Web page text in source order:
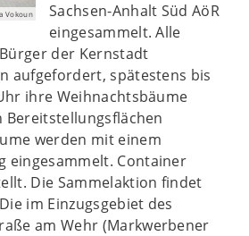
Vokoun
Sachsen-Anhalt Süd AöR
eingesammelt. Alle
der Kernstadt
aufgefordert, spätestens bis
ihre Weihnachtsbäume
Bereitstellungsflächen
werden mit einem
eingesammelt. Container
Die Sammelaktion findet
im Einzugsgebiet des
am Wehr (Markwerbener